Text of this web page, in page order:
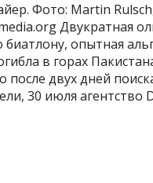
Фото: Martin
Двукратная
опытная
в горах
после двух дней
30 июля агентство